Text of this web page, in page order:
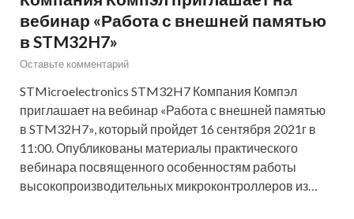
вебинар «Работа с внешней памятью
в STM32H7»
Оставьте комментарий
STMicroelectronics STM32H7 Компания Компэл
приглашает на вебинар «Работа с внешней памятью
в STM32H7», который пройдет 16 сентября 2021г в
11:00. Опубликованы материалы практического
вебинара посвященного особенностям работы
высокопроизводительных микроконтроллеров из…